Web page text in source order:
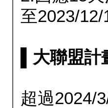
至2023/12/
▌大聯盟
超過2024/